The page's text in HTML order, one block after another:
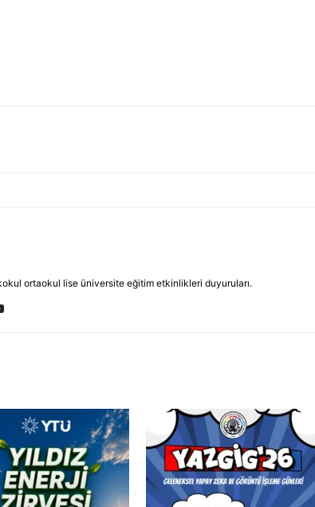
ortaokul lise üniversite eğitim etkinlikleri duyuruları.